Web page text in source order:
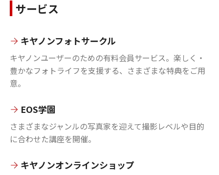
サービス
キヤノンフォトサークル
キヤノンユーザーのための有料会員サービス。楽しく・
豊かなフォトライフを支援する、さまざまな特典をご用
意。
EOS学園
さまざまなジャンルの写真家を迎えて撮影レベルや目的
に合わせた講座を開催。
キヤノンオンラインショップ